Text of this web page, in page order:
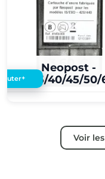
Neopost -
IJ35/40/45/50/
3,60 €
+
Voir